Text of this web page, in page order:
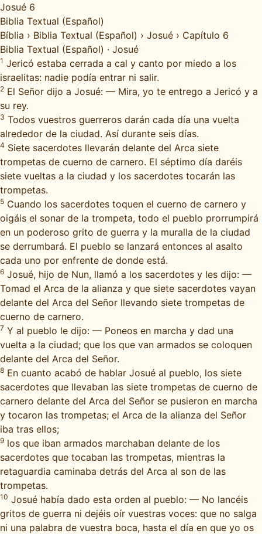
Josué 6
Biblia Textual (Español)
Bíblia › Biblia Textual (Español) › Josué › Capítulo 6
Biblia Textual (Español) · Josué
1 Jericó estaba cerrada a cal y canto por miedo a los
israelitas: nadie podía entrar ni salir.
2 El Señor dijo a Josué: — Mira, yo te entrego a Jericó y a
su rey.
3 Todos vuestros guerreros darán cada día una vuelta
alrededor de la ciudad. Así durante seis días.
4 Siete sacerdotes llevarán delante del Arca siete
trompetas de cuerno de carnero. El séptimo día daréis
siete vueltas a la ciudad y los sacerdotes tocarán las
trompetas.
5 Cuando los sacerdotes toquen el cuerno de carnero y
oigáis el sonar de la trompeta, todo el pueblo prorrumpirá
en un poderoso grito de guerra y la muralla de la ciudad
se derrumbará. El pueblo se lanzará entonces al asalto
cada uno por enfrente de donde está.
6 Josué, hijo de Nun, llamó a los sacerdotes y les dijo: —
Tomad el Arca de la alianza y que siete sacerdotes vayan
delante del Arca del Señor llevando siete trompetas de
cuerno de carnero.
7 Y al pueblo le dijo: — Poneos en marcha y dad una
vuelta a la ciudad; que los que van armados se coloquen
delante del Arca del Señor.
8 En cuanto acabó de hablar Josué al pueblo, los siete
sacerdotes que llevaban las siete trompetas de cuerno de
carnero delante del Arca del Señor se pusieron en marcha
y tocaron las trompetas; el Arca de la alianza del Señor
iba tras ellos;
9 los que iban armados marchaban delante de los
sacerdotes que tocaban las trompetas, mientras la
retaguardia caminaba detrás del Arca al son de las
trompetas.
10 Josué había dado esta orden al pueblo: — No lancéis
gritos de guerra ni dejéis oír vuestras voces: que no salga
ni una palabra de vuestra boca, hasta el día en que yo os